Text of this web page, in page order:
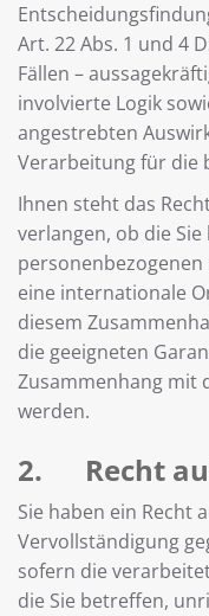
Art. 22 Abs. 1 und 4
Fällen –
involvierte Logik
angestrebten
Verarbeitung für die
Ihnen steht das
verlangen, ob die
eine internationale
diesem
die geeigneten
Zusammenhang
werden.
2. Recht
Sie haben ein Recht
Vervollständigung
sofern die
die Sie betreffen,